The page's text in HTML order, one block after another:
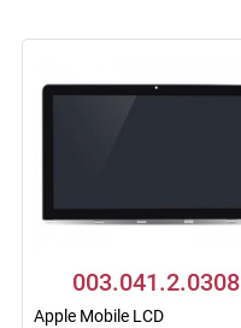
003.041.2.0308
Apple Mobile LCD